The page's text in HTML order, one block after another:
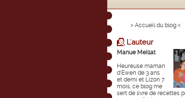
> Accueil du blog <
L'auteur
Manue Meillat
Heureuse maman
d'Ewen de 3 ans
et demi et Lizon 7
mois, ce blog me
sert de livre de recettes